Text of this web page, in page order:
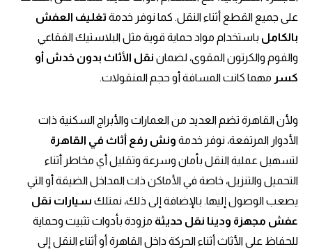
على جميع القطع أثناء النقل. كما نوفر خدمة تغليف العفش
بالكامل باستخدام مواد حماية قوية مثل البلاستيك الفقاعي
والفوم والكرتون المقوى، لضمان نقل الأثاث بدون خدش أو
كسر مهما كانت المسافة أو حجم المنقولات.
ولأن القاهرة تضم العديد من العمارات والأبراج السكنية ذات
الأدوار المرتفعة، نوفر خدمة ونش رفع أثاث في القاهرة
لتسهيل عملية النقل بأمان وسرعة وتقليل أي مخاطر أثناء
التحميل والتنزيل، خاصة في الأماكن ذات المداخل الضيقة أو التي
يصعب الوصول إليها. بالإضافة إلى ذلك، نمتلك سيارات نقل
عفش مجهزة ودينا نقل حديثة مزودة بأدوات تثبيت وحماية
للحفاظ على الأثاث أثناء الحركة داخل القاهرة أو أثناء النقل إلى